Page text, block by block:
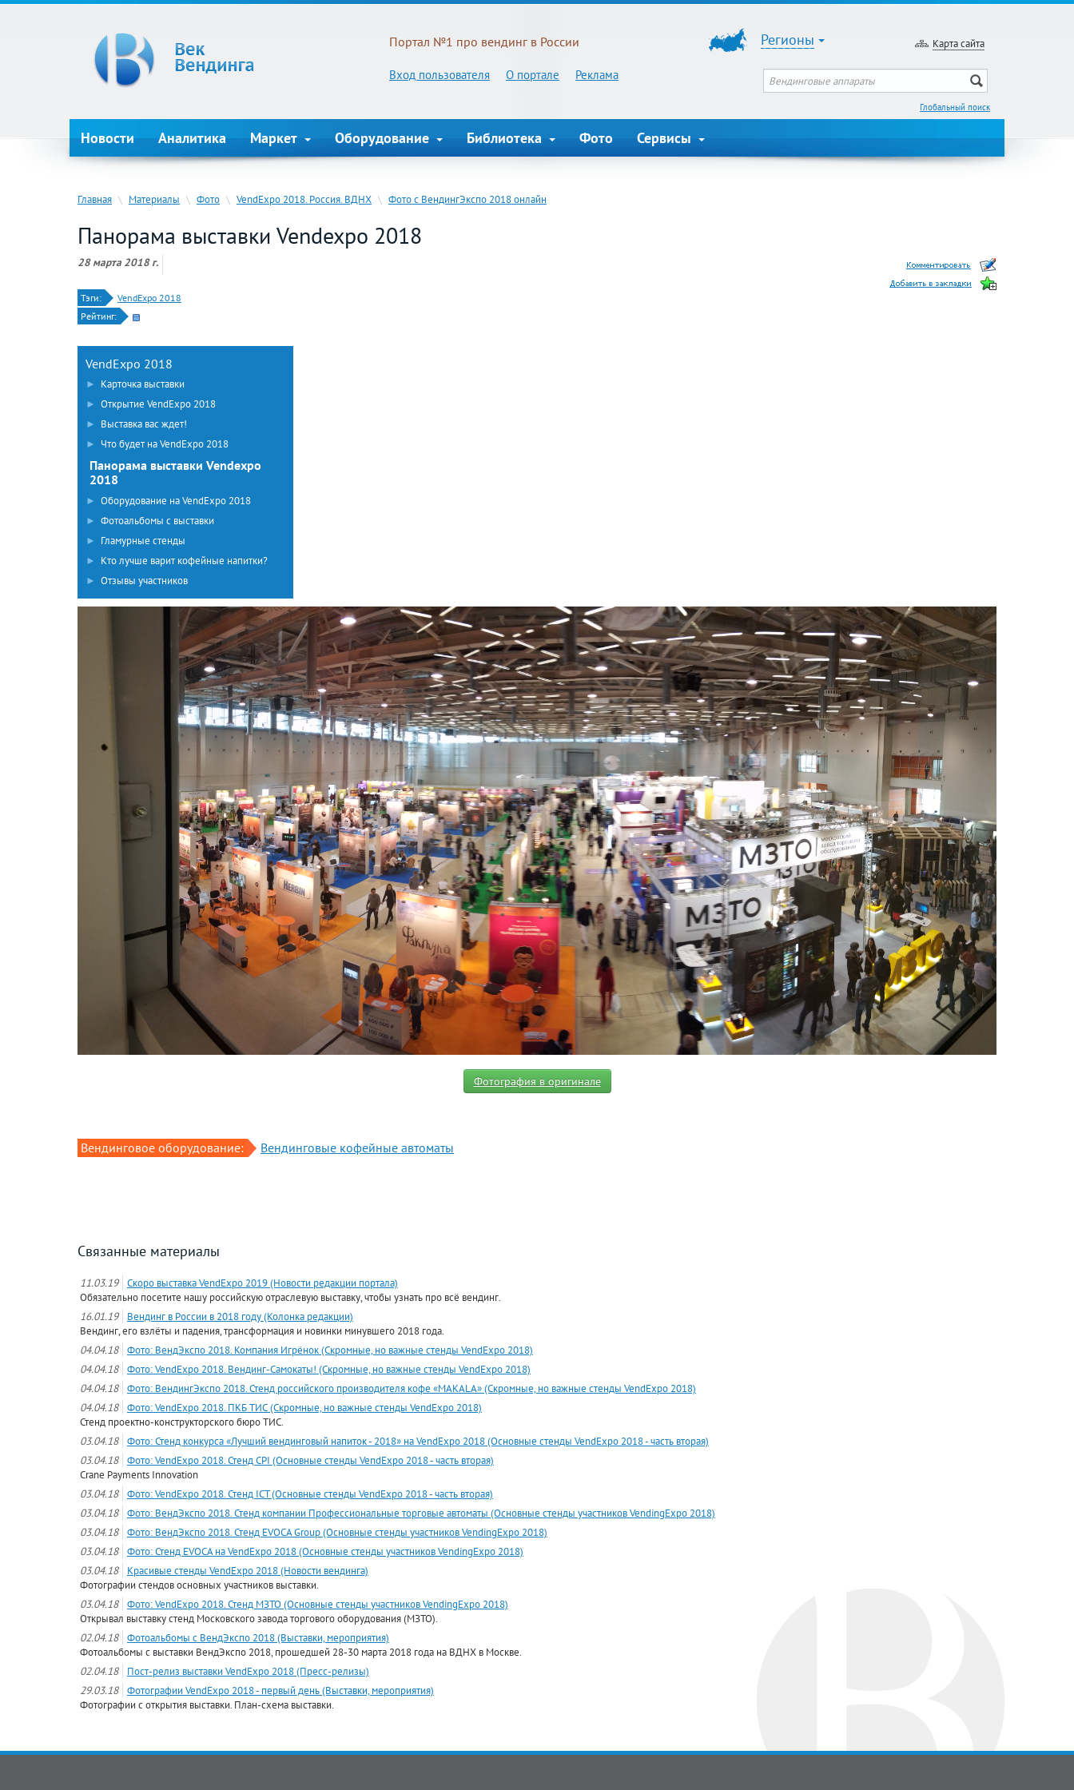
Портал №1 про вендинг в России
Вход пользователя О портале Реклама
Регионы Карта сайта
Глобальный поиск
Новости Аналитика Маркет Оборудование Библиотека Фото Сервисы
Главная \ Материалы \ Фото \ VendExpo 2018. Россия. ВДНХ \ Фото с ВендингЭкспо 2018 онлайн
Панорама выставки Vendexpo 2018
28 марта 2018 г.
Тэги:
VendExpo 2018
Рейтинг:
VendExpo 2018
► Карточка выставки
► Открытие VendExpo 2018
► Выставка вас ждет!
► Что будет на VendExpo 2018
Панорама выставки Vendexpo
2018
► Оборудование на VendExpo 2018
► Фотоальбомы с выставки
► Гламурные стенды
► Кто лучше варит кофейные напитки?
► Отзывы участников
Фотография в оригинале
Вендинговое оборудование: Вендинговые кофейные автоматы
Связанные материалы
11.03.19
Скоро выставка VendExpo 2019 (Новости редакции портала)
Обязательно посетите нашу российскую отраслевую выставку, чтобы узнать про всё вендинг.
16.01.19
Вендинг в России в 2018 году (Колонка редакции)
Вендинг, его взлёты и падения, трансформация и новинки минувшего 2018 года.
04.04.18
Фото: ВендЭкспо 2018. Компания Игрёнок (Скромные, но важные стенды VendExpo 2018)
04.04.18
Фото: VendExpo 2018. Вендинг-Самокаты! (Скромные, но важные стенды VendExpo 2018)
04.04.18
Фото: ВендингЭкспо 2018. Стенд российского производителя кофе «MAKALA» (Скромные, но важные стенды VendExpo 2018)
04.04.18
Фото: VendExpo 2018. ПКБ ТИС (Скромные, но важные стенды VendExpo 2018)
Стенд проектно-конструкторского бюро ТИС.
03.04.18
Фото: Стенд конкурса «Лучший вендинговый напиток - 2018» на VendExpo 2018 (Основные стенды VendExpo 2018 - часть вторая)
03.04.18
Фото: VendExpo 2018. Стенд CPI (Основные стенды VendExpo 2018 - часть вторая)
Crane Payments Innovation
03.04.18
Фото: VendExpo 2018. Стенд ICT (Основные стенды VendExpo 2018 - часть вторая)
03.04.18
Фото: ВендЭкспо 2018. Стенд компании Профессиональные торговые автоматы (Основные стенды участников VendingExpo 2018)
03.04.18
Фото: ВендЭкспо 2018. Стенд EVOCA Group (Основные стенды участников VendingExpo 2018)
03.04.18
Фото: Стенд EVOCA на VendExpo 2018 (Основные стенды участников VendingExpo 2018)
03.04.18
Красивые стенды VendExpo 2018 (Новости вендинга)
Фотографии стендов основных участников выставки.
03.04.18
Фото: VendExpo 2018. Стенд МЗТО (Основные стенды участников VendingExpo 2018)
Открывал выставку стенд Московского завода торгового оборудования (МЗТО).
02.04.18
Фотоальбомы с ВендЭкспо 2018 (Выставки, мероприятия)
Фотоальбомы с выставки ВендЭкспо 2018, прошедшей 28-30 марта 2018 года на ВДНХ в Москве.
02.04.18
Пост-релиз выставки VendExpo 2018 (Пресс-релизы)
29.03.18
Фотографии VendExpo 2018 - первый день (Выставки, мероприятия)
Фотографии с открытия выставки. План-схема выставки.